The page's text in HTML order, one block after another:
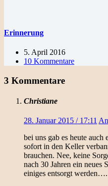
Erinnerung
5. April 2016
10 Kommentare
3 Kommentare
Christiane
28. Januar 2015 / 17:11
bei uns gab es heute
sofort in den Keller
brauchen. Nee, keine
nach 30 Jahren ein neues
einiges entsorgt werden….